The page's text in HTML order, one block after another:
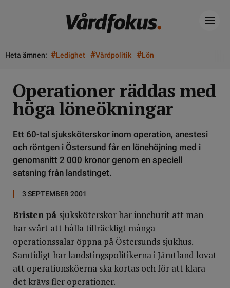
Heta ämnen: #Ledighet #Vårdpolitik #Lön
Operationer räddas med
höga löneökningar
Ett 60-tal sjuksköterskor inom operation, anestesi
och röntgen i Östersund får en lönehöjning med i
genomsnitt 2 000 kronor genom en speciell
satsning från landstinget.
3 SEPTEMBER 2001
Bristen på sjuksköterskor har inneburit att man
har svårt att hålla tillräckligt många
operationssalar öppna på Östersunds sjukhus.
Samtidigt har landstingspolitikerna i Jämtland lovat
att operationsköerna ska kortas och för att klara
det krävs fler operationer.